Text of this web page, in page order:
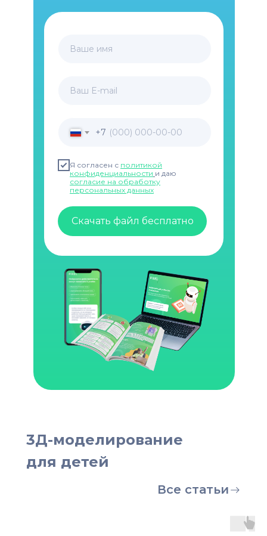
Ваше имя
Ваш E-mail
+7
Я согласен с политикой
конфиденциальности и даю
согласие на обработку
персональных данных
Скачать файл бесплатно
3Д-моделирование
для детей
Все статьи